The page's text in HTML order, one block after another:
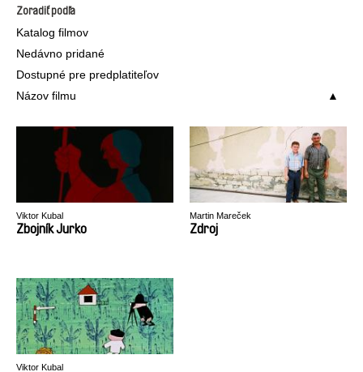
Zoradiť podľa
Katalog filmov
Nedávno pridané
Dostupné pre predplatiteľov
Názov filmu
Viktor Kubal
Zbojník Jurko
Martin Mareček
Zdroj
Viktor Kubal